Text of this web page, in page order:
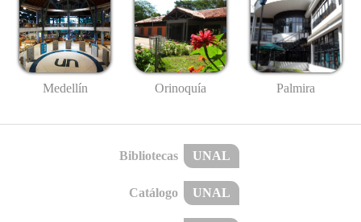
Medellín Orinoquía Palmira
Bibliotecas UNAL
Catálogo UNAL